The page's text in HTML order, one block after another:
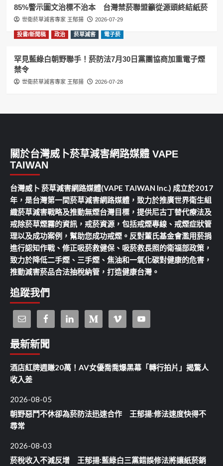
85%警示圖文治標不治本 台灣禁菸聯盟籲從源頭終結紙菸
世衛菸草減害專家 王郁揚 2026-07-29
投書/新聞稿 政治 菸草減害 電子菸
罕見藍綠白朝野聯手！菸防法7月30日黨團協商加重電子煙
禁令
世衛菸草減害專家 王郁揚 2026-07-28
關於台灣威卜菸草減害網路媒體 VAPE
TAIWAN
台灣威卜 菸草減害網路媒體(VAPE TAIWAN Inc.) 成立於2017
年，是台灣第一間菸草減害網路媒體，致力於推廣世界衛生組
織菸草減害戰略及推動無煙台灣目標，提供尼古丁替代療法及
戒除菸草煙霧的資訊，戒菸資源，包括戒煙專線、戒煙症狀管
理以及成功案例，幫助您成功戒煙。反對董氏基金會濫用菸捐
進行認知作戰、修正吸菸救健保、吸菸救長照的衛福部政策，
致力於降低二手煙、三手煙、焦油和一氧化碳對健康的危害，
推動減害菸品合法抽稅納管，打造健康台灣。
追蹤我們
最新新聞
酒店紅牌週賺20萬！AV女優喬喬爆黑幕「轉行拍片」揭驚人
收入差
2026-08-05
朝野惡鬥不休卻為菸防法迅速合作 王郁揚:修法速度快得不
尋常
2026-08-03
菸稅收入不減反增 王郁揚:藍綠白三黨錯誤修法將讓紙菸銷